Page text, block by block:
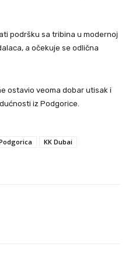
podršku sa tribina u modernoj
a očekuje se odlična
ostavio veoma dobar utisak i
iz Podgorice.
KK Dubai